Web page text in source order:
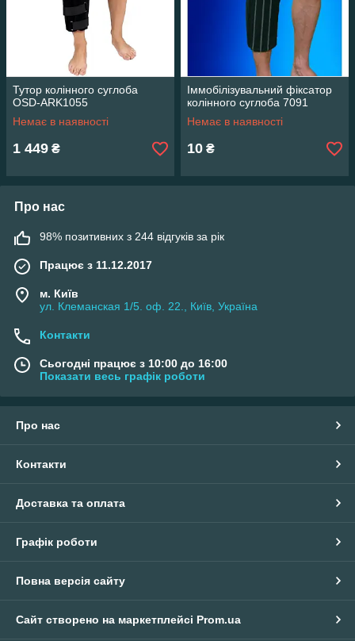
Тутор колінного суглоба
OSD-ARK1055
Немає в наявності
1 449 ₴
Іммобілізувальний фіксатор
колінного суглоба 7091
Немає в наявності
10 ₴
Про нас
98% позитивних з 244 відгуків за рік
Працює з 11.12.2017
м. Київ
ул. Клеманская 1/5. оф. 22., Київ, Україна
Контакти
Сьогодні працює з 10:00 до 16:00
Показати весь графік роботи
Про нас
Контакти
Доставка та оплата
Графік роботи
Повна версія сайту
Сайт створено на маркетплейсі Prom.ua